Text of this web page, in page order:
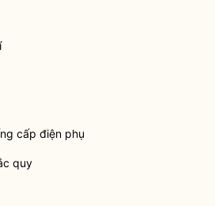
cấp điện phụ
quy